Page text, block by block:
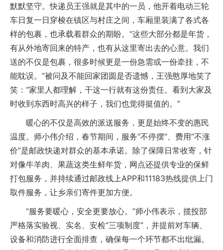
默默坚守。快递员王强就是其中的一员，他开着电动三轮
车日复一日穿梭在镇区与村庄之间，车厢里装满了各式各
样的包裹，也承载着群众的期盼。“这些大部分都是年货，
有从外地寄回来的特产，也有从这里寄出去的心意。我们
送的不仅是包裹，很多时候更是一份急需或一份牵挂，不
能耽误。”被问及不能回家团圆是否遗憾，王强憨厚地笑了
笑：“家里人都理解，干这一行就有这份责任。看到大家及
时收到东西时高兴的样子，我们也觉得挺值的。”
暖心的不仅是高效的派送服务，更是始终不变的惠民
温度。师小伟介绍，春节期间，服务“不停摆”、费用“不涨
价”是邮政快递对群众的基本承诺。除了保障日常收寄，针
对像牛羊肉、果蔬这类生鲜年货，网点还提供专业的保鲜
打包服务，并持续通过邮政线上APP和11183热线提供上门
取件服务，让乡亲们寄件更加方便。
“服务要暖心，安全更要放心。”师小伟表示，揽投部
严格落实验视、实名、安检“三项制度”，并提前对车辆、
设备和消防进行全面排查，确保每一个环节都不出纰漏。